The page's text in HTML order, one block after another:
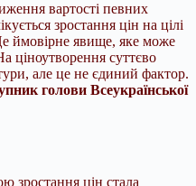
вартості певних
зростання цін на цілі
ймовірне явище, яке може
ціноутворення суттєво
але це не єдиний фактор.
голови Всеукраїнської
зростання цін стала